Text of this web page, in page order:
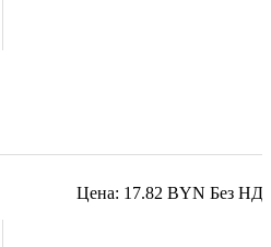
Цена: 17.82 BYN Без